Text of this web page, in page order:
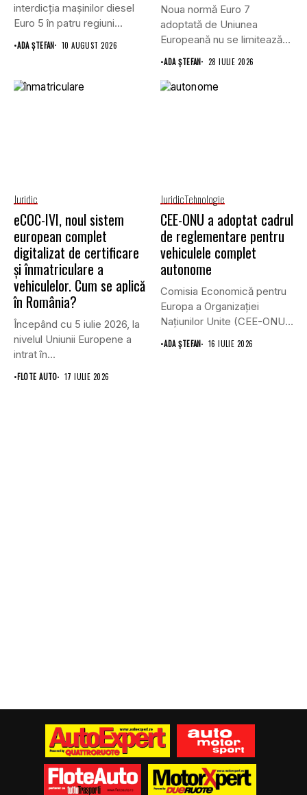
interdicția mașinilor diesel
Euro 5 în patru regiuni...
•ADA ȘTEFAN 10 AUGUST 2026
Noua normă Euro 7
adoptată de Uniunea
Europeană nu se limitează
doar...
•ADA ȘTEFAN 28 IULIE 2026
Juridic
eCOC-IVI, noul sistem
european complet
digitalizat de certificare
și înmatriculare a
vehiculelor. Cum se aplică
în România?
Începând cu 5 iulie 2026, la
nivelul Uniunii Europene a
intrat în...
•FLOTE AUTO 17 IULIE 2026
JuridicTehnologie
CEE-ONU a adoptat cadrul
de reglementare pentru
vehiculele complet
autonome
Comisia Economică pentru
Europa a Organizației
Națiunilor Unite (CEE-ONU)
a adoptat primul...
•ADA ȘTEFAN 16 IULIE 2026